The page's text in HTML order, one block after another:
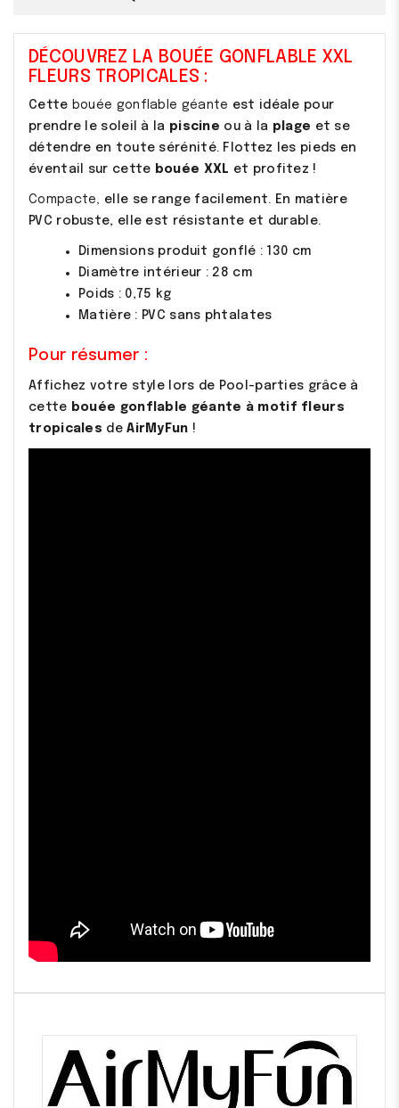
DÉCOUVREZ LA BOUÉE GONFLABLE XXL
FLEURS TROPICALES :
Cette bouée gonflable géante est idéale pour
prendre le soleil à la piscine ou à la plage et se
détendre en toute sérénité. Flottez les pieds en
éventail sur cette bouée XXL et profitez !
Compacte, elle se range facilement. En matière
PVC robuste, elle est résistante et durable.
Dimensions produit gonflé : 130 cm
Diamètre intérieur : 28 cm
Poids : 0,75 kg
Matière : PVC sans phtalates
Pour résumer :
Affichez votre style lors de Pool-parties grâce à
cette bouée gonflable géante à motif fleurs
tropicales deAirMyFun !